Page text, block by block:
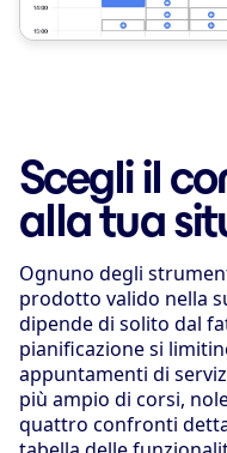
Scegli il
alla tua
Ognuno degli
prodotto valido nella
dipende di solito dal
pianificazione si
appuntamenti di
più ampio di corsi,
quattro confronti